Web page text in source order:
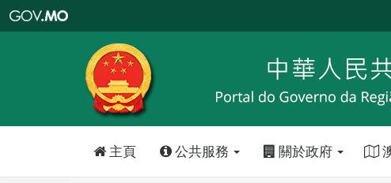
特
政
區
政
口
主頁 公共服務 關於政府